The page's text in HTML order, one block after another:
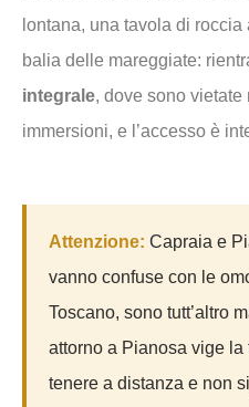
lontana, una tavola di
balia delle mareggiate:
integrale, dove sono
immersioni, e l’accesso è
Attenzione: Capraia e
vanno confuse con le
Toscano, sono tutt’altro
attorno a Pianosa vige
tenere a distanza e non